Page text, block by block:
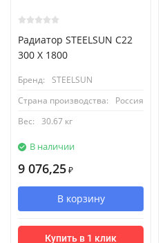
Радиатор STEELSUN С22
300 X 1800
Бренд:
STEELSUN
Страна производства:
Россия
Вес:
30.67 кг
В наличии
9 076,25 ₽
В корзину
Купить в 1 клик